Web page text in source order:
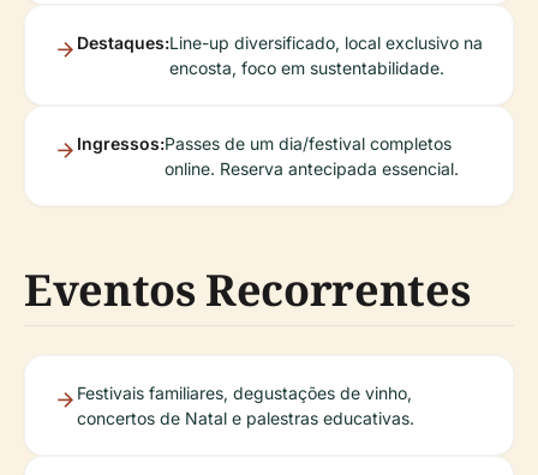
Destaques:Line-up diversificado, local exclusivo na
encosta, foco em sustentabilidade.
Ingressos:Passes de um dia/festival completos
online. Reserva antecipada essencial.
Eventos Recorrentes
Festivais familiares, degustações de vinho,
concertos de Natal e palestras educativas.